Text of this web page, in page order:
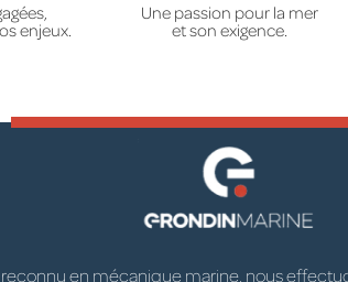
enjeux.
Une passion pour la mer
et son exigence.
en mécanique marine, nous